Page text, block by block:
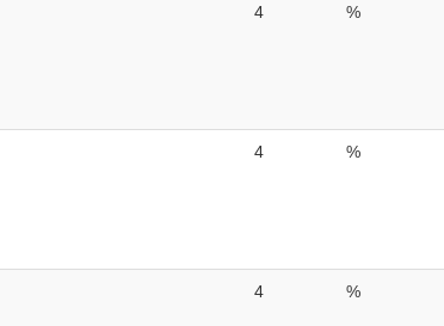
4 %
4 %
4 %